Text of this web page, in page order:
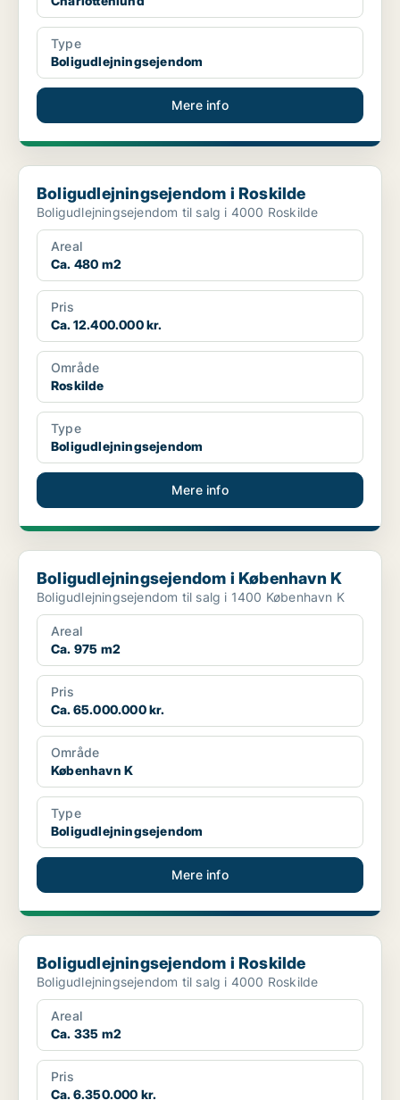
Type
Boligudlejningsejendom
Mere info
Boligudlejningsejendom i Roskilde
Boligudlejningsejendom i Roskilde
Boligudlejningsejendom til salg i 4000 Roskilde
Areal
Ca. 480 m2
Pris
Ca. 12.400.000 kr.
Område
Roskilde
Type
Boligudlejningsejendom
Mere info
Boligudlejningsejendom i København K
Boligudlejningsejendom i København K
Boligudlejningsejendom til salg i 1400 København K
Areal
Ca. 975 m2
Pris
Ca. 65.000.000 kr.
Område
København K
Type
Boligudlejningsejendom
Mere info
Boligudlejningsejendom i Roskilde
Boligudlejningsejendom i Roskilde
Boligudlejningsejendom til salg i 4000 Roskilde
Areal
Ca. 335 m2
Pris
Ca. 6.350.000 kr.